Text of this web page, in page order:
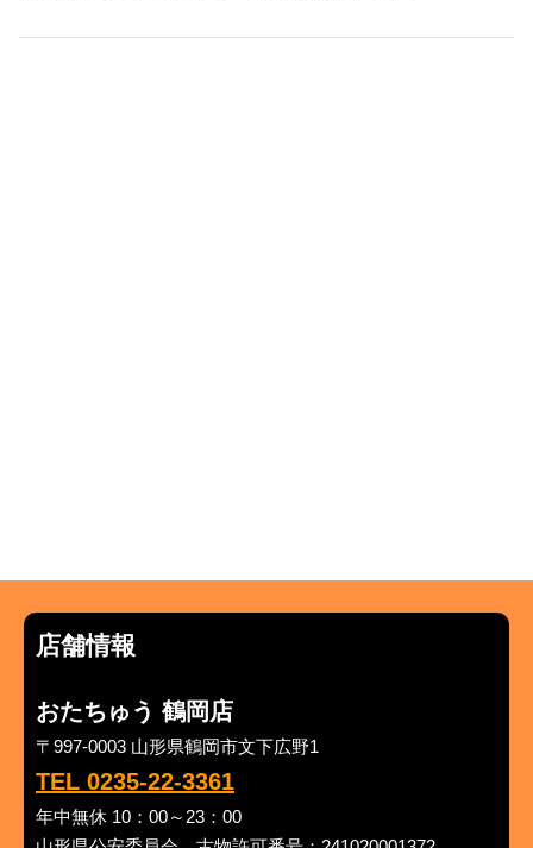
店舗情報
おたちゅう 鶴岡店
〒997-0003 山形県鶴岡市文下広野1
TEL 0235-22-3361
年中無休 10：00～23：00